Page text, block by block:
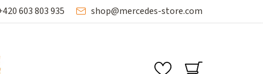
shop@mercedes-store.com
603 803 935